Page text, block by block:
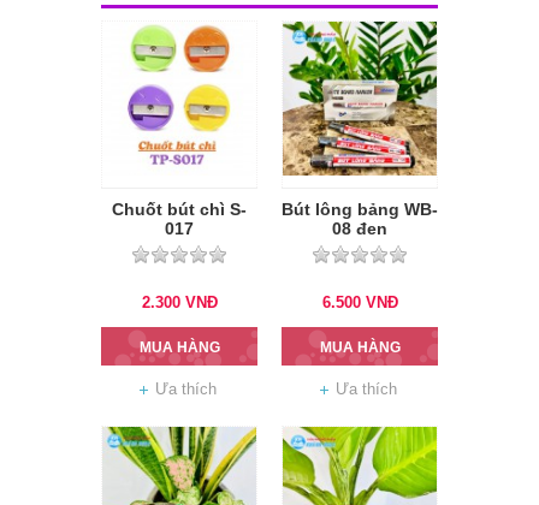
Chuốt bút chì S-
017
2.300 VNĐ
MUA HÀNG
Ưa thích
Bút lông bảng WB-
08 đen
6.500 VNĐ
MUA HÀNG
Ưa thích